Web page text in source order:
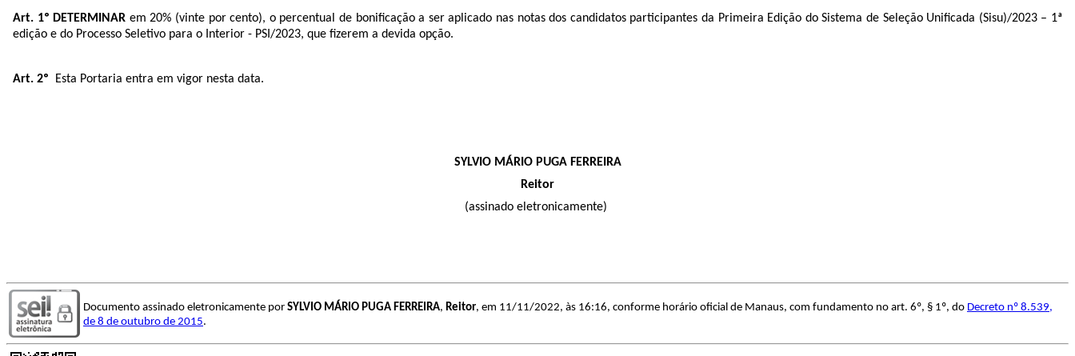
Art. 1º DETERMINAR em 20% (vinte por cento), o percentual de bonificação a ser aplicado nas notas dos candidatos participantes da Primeira Edição do Sistema de Seleção Unificada (Sisu)/2023 – 1ª
edição e do Processo Seletivo para o Interior - PSI/2023, que fizerem a devida opção.
Art. 2º Esta Portaria entra em vigor nesta data.
SYLVIO MÁRIO PUGA FERREIRA
Reitor
(assinado eletronicamente)
Documento assinado eletronicamente por SYLVIO MÁRIO PUGA FERREIRA, Reitor, em 11/11/2022, às 16:16, conforme horário oficial de Manaus, com fundamento no art. 6º, § 1º, do Decreto nº 8.539,
de 8 de outubro de 2015.